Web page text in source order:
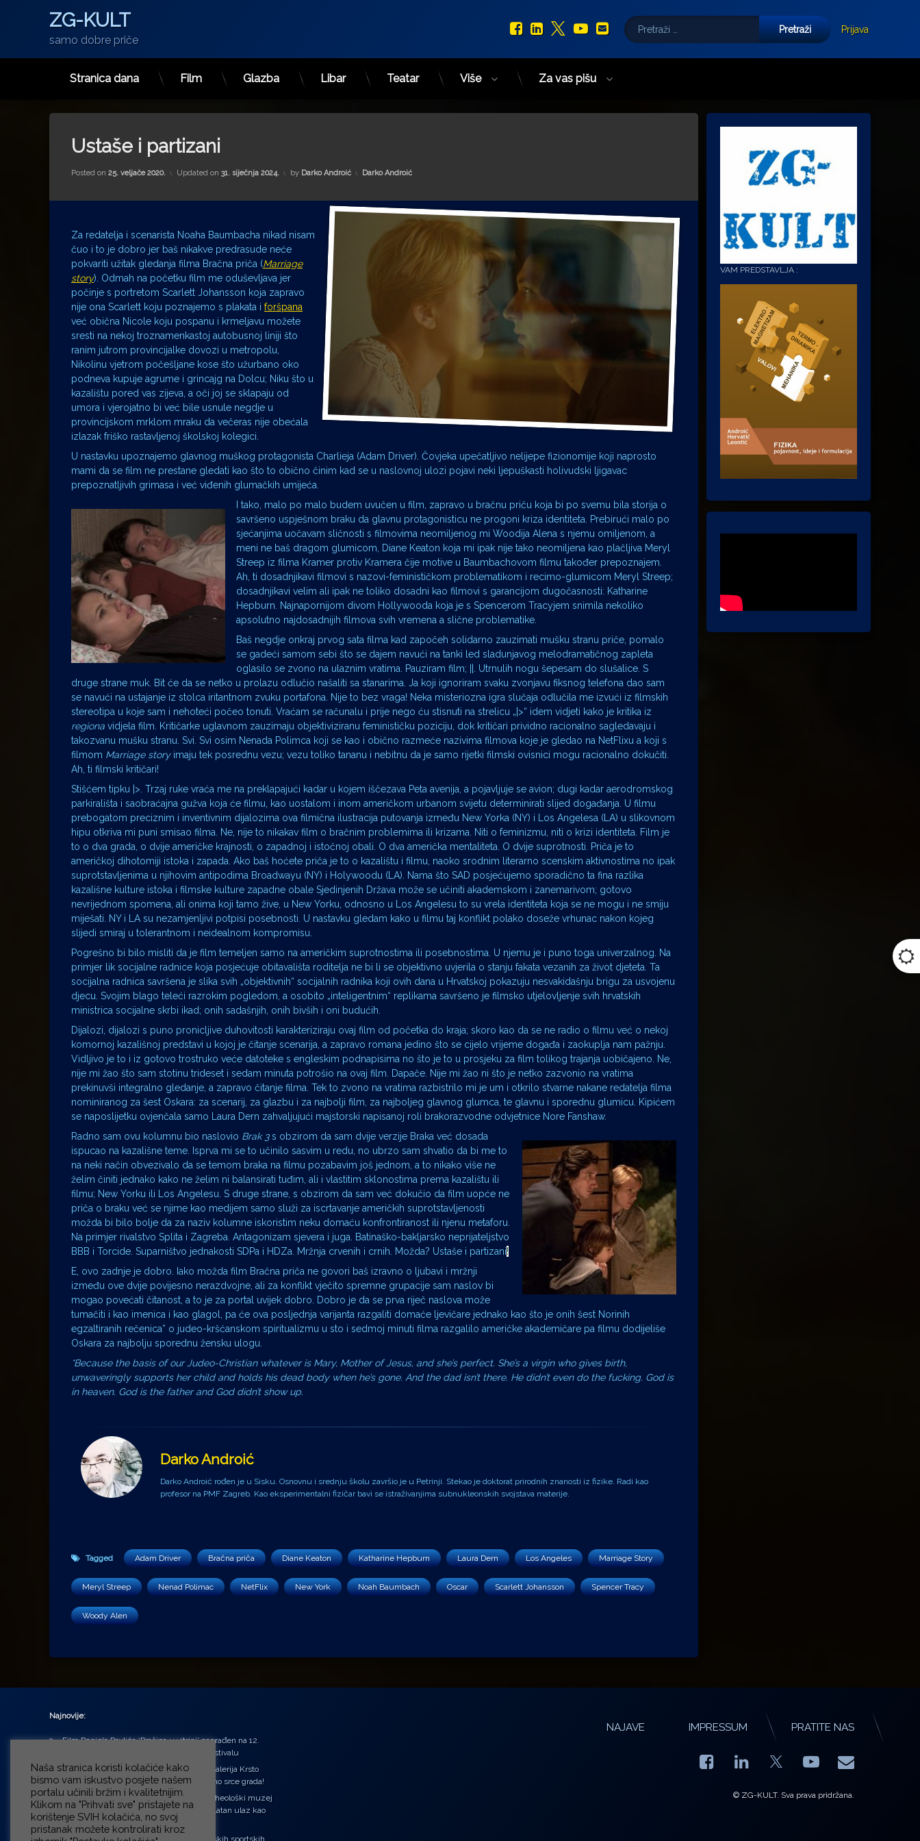
ZG-KULT
samo dobre priče
Facebook
LinkedIn
X.com
YouTube
E-mail
Pretraži:
Prijava
Stranica dana Film Glazba Libar Teatar Više Za vas pišu
Ustaše i partizani
Posted on 25. veljače 2020. Updated on 31. siječnja 2024. by Darko Androić Kategorije:
Darko Androić
Za redatelja i scenarista Noaha Baumbacha nikad nisam
čuo i to je dobro jer baš nikakve predrasude neće
pokvariti užitak gledanja filma Bračna priča (Marriage
story). Odmah na početku film me oduševljava jer
počinje s portretom Scarlett Johansson koja zapravo
nije ona Scarlett koju poznajemo s plakata i foršpana
već obična Nicole koju pospanu i krmeljavu možete
sresti na nekoj troznamenkastoj autobusnoj liniji što
ranim jutrom provincijalke dovozi u metropolu,
Nikolinu vjetrom počešljane kose što užurbano oko
podneva kupuje agrume i grincajg na Dolcu; Niku što u
kazalištu pored vas zijeva, a oči joj se sklapaju od
umora i vjerojatno bi već bile usnule negdje u
provincijskom mrklom mraku da večeras nije obećala
izlazak friško rastavljenoj školskoj kolegici.
U nastavku upoznajemo glavnog muškog protagonista Charlieja (Adam Driver). Čovjeka upečatljivo nelijepe fizionomije koji naprosto
mami da se film ne prestane gledati kao što to obično činim kad se u naslovnoj ulozi pojavi neki ljepuškasti holivudski ljigavac
prepoznatljivih grimasa i već viđenih glumačkih umijeća.
I tako, malo po malo budem uvučen u film, zapravo u bračnu priču koja bi po svemu bila storija o
savršeno uspješnom braku da glavnu protagonisticu ne progoni kriza identiteta. Prebirući malo po
sjećanjima uočavam sličnosti s filmovima neomiljenog mi Woodija Alena s njemu omiljenom, a
meni ne baš dragom glumicom, Diane Keaton koja mi ipak nije tako neomiljena kao plačljiva Meryl
Streep iz filma Kramer protiv Kramera čije motive u Baumbachovom filmu također prepoznajem.
Ah, ti dosadnjikavi filmovi s nazovi-feminističkom problematikom i recimo-glumicom Meryl Streep;
dosadnjikavi velim ali ipak ne toliko dosadni kao filmovi s garancijom dugočasnosti: Katharine
Hepburn. Najnapornijom divom Hollywooda koja je s Spencerom Tracyjem snimila nekoliko
apsolutno najdosadnijih filmova svih vremena a slične problematike.
Baš negdje onkraj prvog sata filma kad započeh solidarno zauzimati mušku stranu priče, pomalo
se gadeći samom sebi što se dajem navući na tanki led sladunjavog melodramatičnog zapleta
oglasilo se zvono na ulaznim vratima. Pauziram film; ||. Utrnulih nogu šepesam do slušalice. S
druge strane muk. Bit će da se netko u prolazu odlučio našaliti sa stanarima. Ja koji ignoriram svaku zvonjavu fiksnog telefona dao sam
se navući na ustajanje iz stolca iritantnom zvuku portafona. Nije to bez vraga! Neka misteriozna igra slučaja odlučila me izvući iz filmskih
stereotipa u koje sam i nehoteći počeo tonuti. Vraćam se računalu i prije nego ću stisnuti na strelicu „|>“ idem vidjeti kako je kritika iz
regiona vidjela film. Kritičarke uglavnom zauzimaju objektiviziranu feminističku poziciju, dok kritičari prividno racionalno sagledavaju i
takozvanu mušku stranu. Svi. Svi osim Nenada Polimca koji se kao i obično razmeće nazivima filmova koje je gledao na NetFlixu a koji s
filmom Marriage storyimaju tek posrednu vezu; vezu toliko tananu i nebitnu da je samo rijetki filmski ovisnici mogu racionalno dokučiti.
Ah, ti filmski kritičari!
Stišćem tipku |>. Trzaj ruke vraća me na preklapajući kadar u kojem iščezava Peta avenija, a pojavljuje se avion; dugi kadar aerodromskog
parkirališta i saobraćajna gužva koja će filmu, kao uostalom i inom američkom urbanom svijetu determinirati slijed događanja. U filmu
prebogatom preciznim i inventivnim dijalozima ova filmična ilustracija putovanja između New Yorka (NY) i Los Angelesa (LA) u slikovnom
hipu otkriva mi puni smisao filma. Ne, nije to nikakav film o bračnim problemima ili krizama. Niti o feminizmu, niti o krizi identiteta. Film je
to o dva grada, o dvije američke krajnosti, o zapadnoj i istočnoj obali. O dva američka mentaliteta. O dvije suprotnosti. Priča je to
američkoj dihotomiji istoka i zapada. Ako baš hoćete priča je to o kazalištu i filmu, naoko srodnim literarno scenskim aktivnostima no ipak
suprotstavljenima u njihovim antipodima Broadwayu (NY) i Holywoodu (LA). Nama što SAD posjećujemo sporadično ta fina razlika
kazališne kulture istoka i filmske kulture zapadne obale Sjedinjenih Država može se učiniti akademskom i zanemarivom; gotovo
nevrijednom spomena, ali onima koji tamo žive, u New Yorku, odnosno u Los Angelesu to su vrela identiteta koja se ne mogu i ne smiju
miješati. NY i LA su nezamjenljivi potpisi posebnosti. U nastavku gledam kako u filmu taj konflikt polako doseže vrhunac nakon kojeg
slijedi smiraj u tolerantnom i neidealnom kompromisu.
Pogrešno bi bilo misliti da je film temeljen samo na američkim suprotnostima ili posebnostima. U njemu je i puno toga univerzalnog. Na
primjer lik socijalne radnice koja posjećuje obitavališta roditelja ne bi li se objektivno uvjerila o stanju fakata vezanih za život djeteta. Ta
socijalna radnica savršena je slika svih „objektivnih“ socijalnih radnika koji ovih dana u Hrvatskoj pokazuju nesvakidašnju brigu za usvojenu
djecu. Svojim blago teleći razrokim pogledom, a osobito „inteligentnim“ replikama savršeno je filmsko utjelovljenje svih hrvatskih
ministrica socijalne skrbi ikad; onih sadašnjih, onih bivših i oni budućih.
Dijalozi, dijalozi s puno pronicljive duhovitosti karakteriziraju ovaj film od početka do kraja; skoro kao da se ne radio o filmu već o nekoj
komornoj kazališnoj predstavi u kojoj je čitanje scenarija, a zapravo romana jedino što se cijelo vrijeme događa i zaokuplja nam pažnju.
Vidljivo je to i iz gotovo trostruko veće datoteke s engleskim podnapisima no što je to u prosjeku za film tolikog trajanja uobičajeno. Ne,
nije mi žao što sam stotinu trideset i sedam minuta potrošio na ovaj film. Dapače. Nije mi žao ni što je netko zazvonio na vratima
prekinuvši integralno gledanje, a zapravo čitanje filma. Tek to zvono na vratima razbistrilo mi je um i otkrilo stvarne nakane redatelja filma
nominiranog za šest Oskara: za scenarij, za glazbu i za najbolji film, za najboljeg glavnog glumca, te glavnu i sporednu glumicu. Kipićem
se naposlijetku ovjenčala samo Laura Dern zahvaljujući majstorski napisanoj roli brakorazvodne odvjetnice Nore Fanshaw.
Radno sam ovu kolumnu bio naslovio Brak 3s obzirom da sam dvije verzije Braka već dosada
ispucao na kazališne teme. Isprva mi se to učinilo sasvim u redu, no ubrzo sam shvatio da bi me to
na neki način obvezivalo da se temom braka na filmu pozabavim još jednom, a to nikako više ne
želim činiti jednako kako ne želim ni balansirati tuđim, ali i vlastitim sklonostima prema kazalištu ili
filmu; New Yorku ili Los Angelesu. S druge strane, s obzirom da sam već dokučio da film uopće ne
priča o braku već se njime kao medijem samo služi za iscrtavanje američkih suprotstavljenosti
možda bi bilo bolje da za naziv kolumne iskoristim neku domaću konfrontiranost ili njenu metaforu.
Na primjer rivalstvo Splita i Zagreba. Antagonizam sjevera i juga. Batinaško-bakljarsko neprijateljstvo
BBB i Torcide. Suparništvo jednakosti SDPa i HDZa. Mržnja crvenih i crnih. Možda? Ustaše i partizani!
E, ovo zadnje je dobro. Iako možda film Bračna priča ne govori baš izravno o ljubavi i mržnji
između ove dvije povijesno nerazdvojne, ali za konflikt vječito spremne grupacije sam naslov bi
mogao povećati čitanost, a to je za portal uvijek dobro. Dobro je da se prva riječ naslova može
tumačiti i kao imenica i kao glagol, pa će ova posljednja varijanta razgaliti domaće ljevičare jednako kao što je onih šest Norinih
egzaltiranih rečenica* o judeo-kršćanskom spiritualizmu u sto i sedmoj minuti filma razgalilo američke akademičare pa filmu dodijeliše
Oskara za najbolju sporednu žensku ulogu.
*Because the basis of our Judeo-Christian whatever is Mary, Mother of Jesus, and she’s perfect. She’s a virgin who gives birth,
unwaveringly supports her child and holds his dead body when he’s gone. And the dad isn’t there. He didn’t even do the fucking. God is
in heaven. God is the father and God didn’t show up.
Darko Androić
Darko Androić rođen je u Sisku. Osnovnu i srednju školu završio je u Petrinji. Stekao je doktorat prirodnih znanosti iz fizike. Radi kao
profesor na PMF Zagreb. Kao eksperimentalni fizičar bavi se istraživanjima subnukleonskih svojstava materije.
Tagged Adam Driver Bračna priča Diane Keaton Katharine Hepburn Laura Dern Los Angeles Marriage Story
Meryl Streep Nenad Polimac NetFlix New York Noah Baumbach Oscar Scarlett Johansson Spencer Tracy
Woody Alen
VAM PREDSTAVLJA :
Najnovije:
Film Daniela Pavlića ‘Prašina u vitrini’ nagrađen na 12.
Green Montenegro International Film Festivalu
U središtu Petrinje otvorena obnovljena Galerija Krsto
Hegedušić: Kultura vraćena kući, u samo srce grada!
Od petka do nedjelje (31.7. – 2.8.2026.) Arheološki muzej
u Zagrebu otvara vrata građanima: Besplatan ulaz kao
zaklon od toplinskog vala
‘Ni med cvetjem ni pravice’ na Aleji hrvatskih sportskih
NAJAVE IMPRESSUM PRATITE NAS
Facebook
LinkedIn YouTube
E-mail
© ZG-KULT. Sva prava pridržana.
Naša stranica koristi kolačiće kako
bismo vam iskustvo posjete našem
portalu učinili bržim i kvalitetnijim.
Klikom na "Prihvati sve" pristajete na
korištenje SVIH kolačića, no svoj
pristanak možete kontrolirati kroz